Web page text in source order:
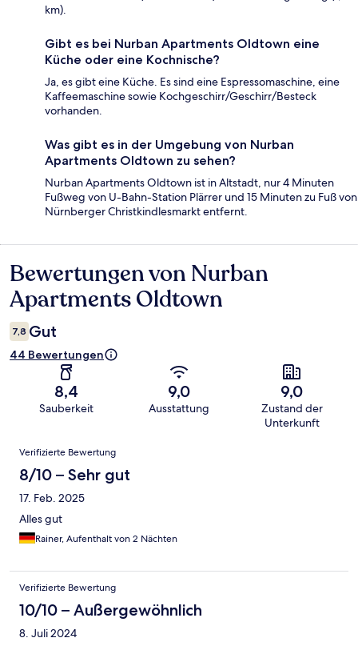
km).
Gibt es bei Nurban Apartments Oldtown eine
Küche oder eine Kochnische?
Ja, es gibt eine Küche. Es sind eine Espressomaschine, eine
Kaffeemaschine sowie Kochgeschirr/Geschirr/Besteck
vorhanden.
Was gibt es in der Umgebung von Nurban
Apartments Oldtown zu sehen?
Nurban Apartments Oldtown ist in Altstadt, nur 4 Minuten
Fußweg von U-Bahn-Station Plärrer und 15 Minuten zu Fuß von
Nürnberger Christkindlesmarkt entfernt.
Bewertungen
Bewertungen von Nurban
Apartments Oldtown
7,8 Gut
44 Bewertungen
8,4
Sauberkeit
9,0
Ausstattung
9,0
Zustand der
Unterkunft
Bewertungen
Verifizierte Bewertung
8/10 – Sehr gut
17. Feb. 2025
Alles gut
Rainer, Aufenthalt von 2 Nächten
Verifizierte Bewertung
10/10 – Außergewöhnlich
8. Juli 2024